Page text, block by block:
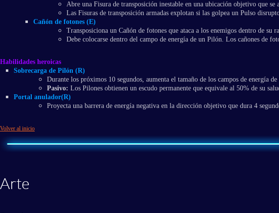
Abre una Fisura de transposición inestable en una ubicación objetivo que
Las Fisuras de transposición armadas explotan si las golpea un Pulso
Cañón de fotones (E)
Transposiciona un Cañón de fotones que ataca a los enemigos dentro de su
Debe colocarse dentro del campo de energía de un Pilón. Los cañones de
Habilidades heroicas
Sobrecarga de Pilón (R)
Durante los próximos 10 segundos, aumenta el tamaño de los campos de energía
Pasivo: Los Pilones obtienen un escudo permanente que equivale al 50% de su
Portal anulador(R)
Proyecta una barrera de energía negativa en la dirección objetivo que dura 4
Volver al inicio
Arte